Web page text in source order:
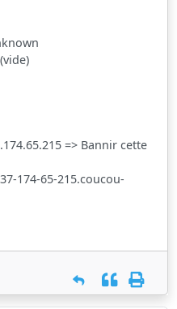
=> Bannir cette
174-65-215.coucou-